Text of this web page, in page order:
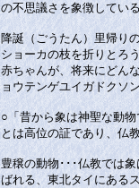
の不思議さを象徴している
降誕（ごうたん）里帰り
ショーカの枝を折りとろ
赤ちゃんが、将来にどん
ョウテンゲユイガドクソ
○「昔から象は神聖な動
とは高位の証であり、仏
豊穣の動物･･･仏教では
ばれる、東北タイにある